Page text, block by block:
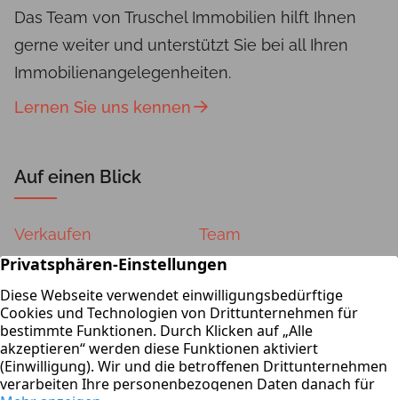
Das Team von Truschel Immobilien hilft Ihnen
gerne weiter und unterstützt Sie bei all Ihren
Immobilienangelegenheiten.
Lernen Sie uns kennen
Auf einen Blick
Verkaufen
Wertermittlung
Team
Impressum
Datenschutz